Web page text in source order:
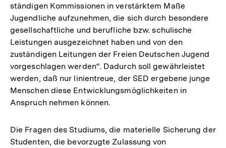
ständigen Kommissionen in verstärktem Maße
Jugendliche aufzunehmen, die sich durch besondere
gesellschaftliche und berufliche bzw. schulische
Leistungen ausgezeichnet haben und von den
zuständigen Leitungen der Freien Deutschen Jugend
vorgeschlagen werden“. Dadurch soll gewährleistet
werden, daß nur linientreue, der SED ergebene junge
Menschen diese Entwicklungsmöglichkeiten in
Anspruch nehmen können.
Die Fragen des Studiums, die materielle Sicherung der
Studenten, die bevorzugte Zulassung von